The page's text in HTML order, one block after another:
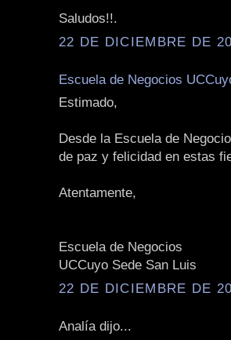
Saludos!!.
22 DE DICIEMBRE DE
Escuela de Negocios
Estimado,
Desde la Escuela de
de paz y felicidad en estas
Atentamente,
Escuela de Negocios
UCCuyo Sede San Luis
22 DE DICIEMBRE DE
Analía dijo...